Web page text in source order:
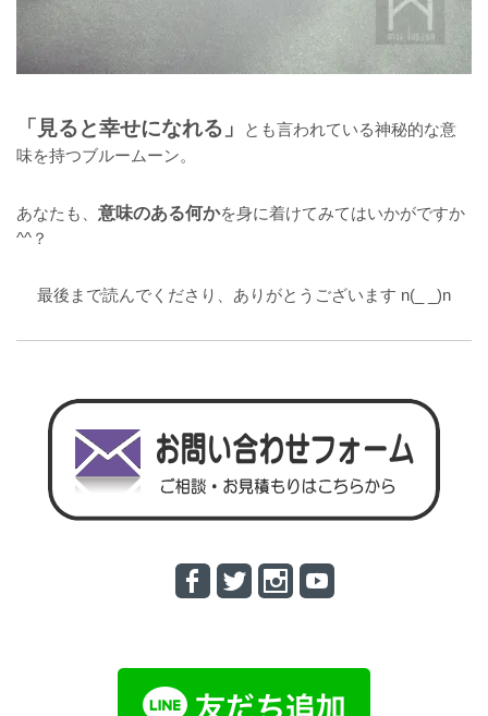
「見ると幸せになれる」
とも言われている神秘的な意
味を持つブルームーン。
あなたも、 意味のある何かを身に着けてみてはいかがですか
^^？
最後まで読んでくださり、ありがとうございます n(_ _)n